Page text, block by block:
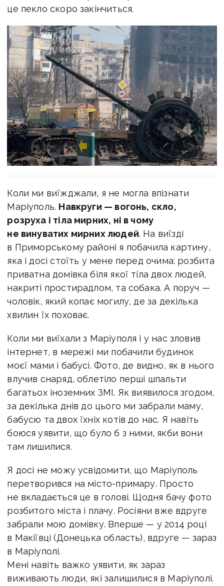
це пекло скоро закінчиться.
Коли ми виїжджали, я не могла впізнати
Маріуполь. Навкруги — вогонь, скло,
розруха і тіла мирних, ні в чому
не винуватих мирних людей. На виїзді
в Приморському районі я побачила картину,
яка і досі стоїть у мене перед очима: розбита
приватна домівка біля якої тіла двох людей,
накриті простирадлом, та собака. А поруч —
чоловік, який копає могилу, де за декілька
хвилин їх поховає.
Коли ми виїхали з Маріуполя і у нас зловив
інтернет, в мережі ми побачили будинок
моєї мами і бабусі. Фото, де видно, як в нього
влучив снаряд, облетіло перші шпальти
багатьох іноземних ЗМІ. Як виявилося згодом,
за декілька днів до цього ми забрали маму,
бабусю та двох їхніх котів до нас. Я навіть
боюся уявити, що було б з ними, якби вони
там лишилися.
Я досі не можу усвідомити, що Маріуполь
перетворився на місто-примару. Просто
не вкладається це в голові. Щодня бачу фото
розбитого міста і плачу. Росіяни вже вдруге
забрали мою домівку. Вперше — у 2014 році
в Макіївці (Донецька область), вдруге — зараз
в Маріуполі.
Мені навіть важко уявити, як зараз
виживають люди, які залишилися в Маріуполі.